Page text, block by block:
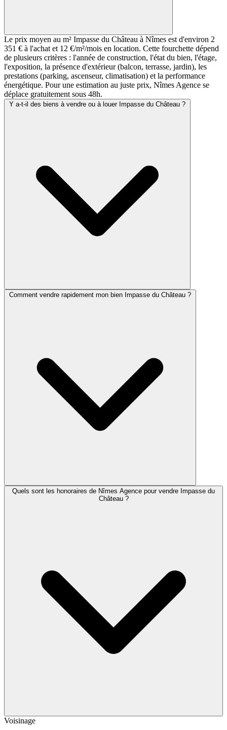
Le prix moyen au m² Impasse du Château à Nîmes est d'environ 2
351 € à l'achat et 12 €/m²/mois en location. Cette fourchette dépend
de plusieurs critères : l'année de construction, l'état du bien, l'étage,
l'exposition, la présence d'extérieur (balcon, terrasse, jardin), les
prestations (parking, ascenseur, climatisation) et la performance
énergétique. Pour une estimation au juste prix, Nîmes Agence se
déplace gratuitement sous 48h.
Y a-t-il des biens à vendre ou à louer Impasse du Château ?
Comment vendre rapidement mon bien Impasse du Château ?
Quels sont les honoraires de Nîmes Agence pour vendre Impasse du
Château ?
Voisinage